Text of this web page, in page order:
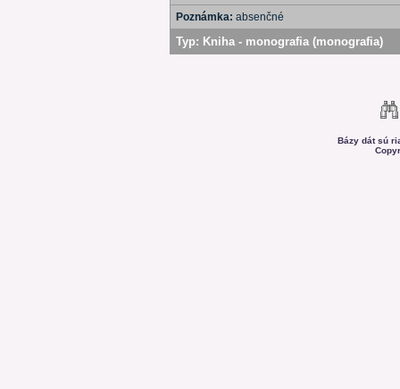
Poznámka: absenčné
Typ: Kniha - monografia (monografia)
Bázy dát sú